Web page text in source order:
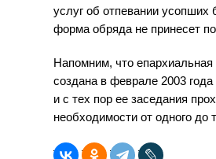
услуг об отпевании усопших
форма обряда не принесет
Напомним, что
создана в феврале 2003
и с тех пор ее заседания
необходимости от одного до